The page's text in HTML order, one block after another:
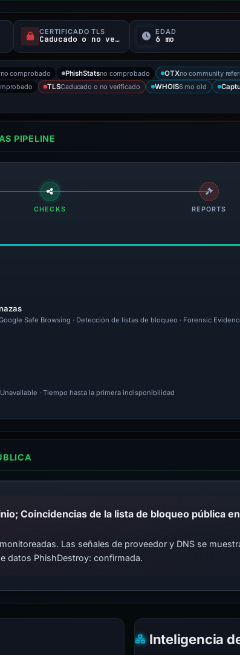
CERTIFICADO TLS
Caducado o no verificado
EDAD
6 mo
no comprobado PhishStatsno comprobado OTXno community
TLSCaducado o no verificado WHOIS6 mo old
PIPELINE
CHECKS REPORTS
Google Safe Browsing · Detección de listas de bloqueo · Forensic
· Tiempo hasta la primera indisponibilidad
Las señales de proveedor y DNS se
datos PhishDestroy: confirmada.
Inteligencia